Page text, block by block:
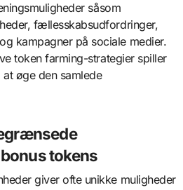
såsom
fællesskabsudfordringer,
kampagner på sociale medier.
token farming-strategier spiller
øge den samlede
tokens
giver ofte unikke muligheder